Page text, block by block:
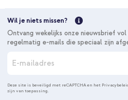
Wil je niets missen?
Ontvang wekelijks onze nieuwsbrief
regelmatig e-mails die speciaal zijn
n
n
Deze site is beveiligd met reCAPTCHA en het
zijn van toepassing.